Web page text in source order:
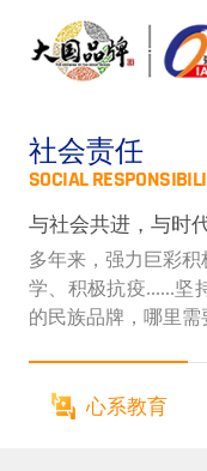
社会责任
SOCIAL
与社会共进，与时
多年来，强力巨彩
学、积极抗疫......坚
的民族品牌，哪里需
心系教育